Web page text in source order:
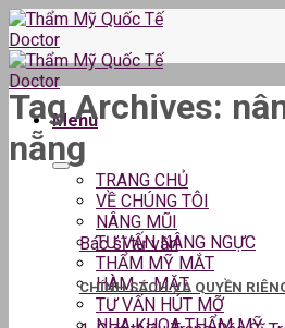
Skip
to
content
Menu
TRANG CHỦ
VỀ CHÚNG TÔI
NÂNG MŨI
TƯ VẤN NÂNG NGỰC
THẨM MỸ MẮT
HÀM – MẶT
TƯ VẤN HÚT MỠ
Tag Archives:
nẵng
Bác sĩ tư vấn
CHÍNH SÁCH VÀ QUYỀN